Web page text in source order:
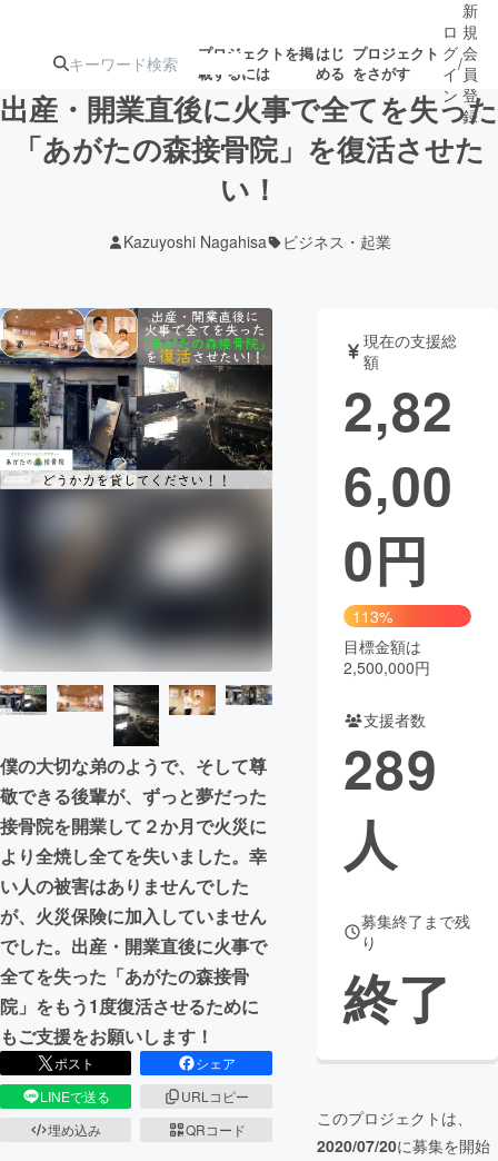
プロジェクトを掲
載するには
はじ
める
プロジェクト
をさがす
注目の新着プロ
テクノロジー・ガジェット
映像・映画 書籍・雑誌
ビジネス・起業 チャレンジ
まちづくり・地域活性化
CAMPFIRE Creation
CAMPFIREふるさと納税machi-ya コミュニティ
ロ
グ
イ
ン
/
新
規
会
員
登
録
出産・開業直後に火事で全てを失った
「あがたの森接骨院」を復活させた
い！
Kazuyoshi Nagahisa ビジネス・起業
僕の大切な弟のようで、そして尊
敬できる後輩が、ずっと夢だった
接骨院を開業して２か月で火災に
より全焼し全てを失いました。幸
い人の被害はありませんでした
が、火災保険に加入していません
でした。出産・開業直後に火事で
全てを失った「あがたの森接骨
院」をもう1度復活させるために
もご支援をお願いします！
ポスト
シェア
LINEで送る
URLコピー
埋め込み
QRコード
現在の支援総
額
2,82
6,00
0円
113%
目標金額は
2,500,000円
支援者数
289
人
募集終了まで残
り
終了
このプロジェクトは、
2020/07/20に募集を開始